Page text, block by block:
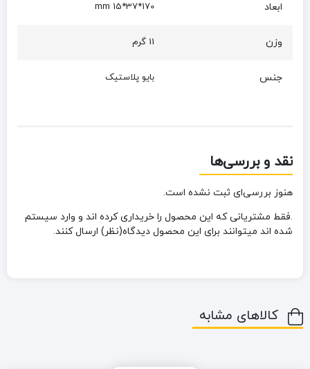
ابعاد 170*37*15 mm
وزن 11 گرم
جنس بایو پلاستیک
نقد و بررسی‌ها
هنوز بررسی‌ای ثبت نشده است.
.فقط مشتریانی که این محصول را خریداری کرده اند و وارد سیستم
شده اند میتوانند برای این محصول دیدگاه(نظر) ارسال کنند.
کالاهای مشابه